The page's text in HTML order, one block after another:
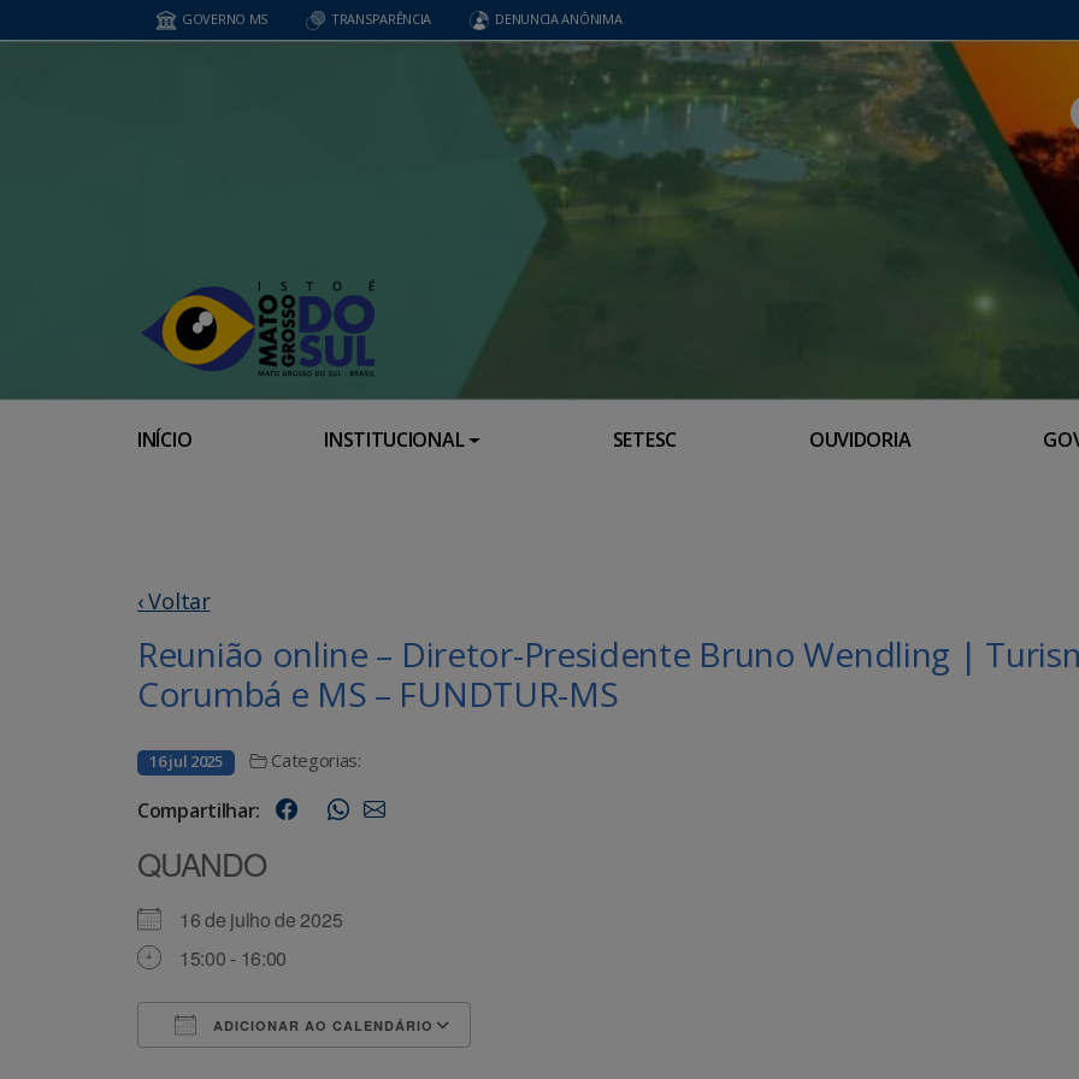
GOVERNO MS TRANSPARÊNCIA DENUNCIA ANÔNIMA
INÍCIO INSTITUCIONAL SETESC OUVIDORIA
‹ Voltar
Reunião online – Diretor-Presidente Bruno Wendling |
Corumbá e MS – FUNDTUR-MS
16 jul 2025 Categorias:
Compartilhar:
QUANDO
16 de julho de 2025
15:00 - 16:00
ADICIONAR AO CALENDÁRIO